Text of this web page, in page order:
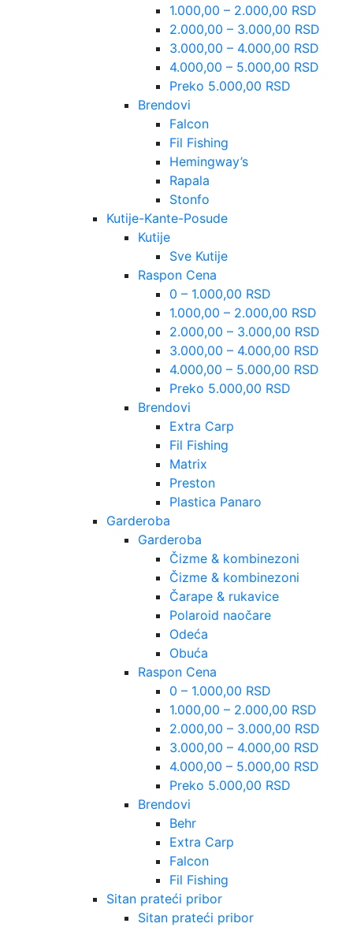
1.000,00 – 2.000,00 RSD
2.000,00 – 3.000,00 RSD
3.000,00 – 4.000,00 RSD
4.000,00 – 5.000,00 RSD
Preko 5.000,00 RSD
Brendovi
Falcon
Fil Fishing
Hemingway’s
Rapala
Stonfo
Kutije-Kante-Posude
Kutije
Sve Kutije
Raspon Cena
0 – 1.000,00 RSD
1.000,00 – 2.000,00 RSD
2.000,00 – 3.000,00 RSD
3.000,00 – 4.000,00 RSD
4.000,00 – 5.000,00 RSD
Preko 5.000,00 RSD
Brendovi
Extra Carp
Fil Fishing
Matrix
Preston
Plastica Panaro
Garderoba
Garderoba
Čizme & kombinezoni
Čizme & kombinezoni
Čarape & rukavice
Polaroid naočare
Odeća
Obuća
Raspon Cena
0 – 1.000,00 RSD
1.000,00 – 2.000,00 RSD
2.000,00 – 3.000,00 RSD
3.000,00 – 4.000,00 RSD
4.000,00 – 5.000,00 RSD
Preko 5.000,00 RSD
Brendovi
Behr
Extra Carp
Falcon
Fil Fishing
Sitan prateći pribor
Sitan prateći pribor